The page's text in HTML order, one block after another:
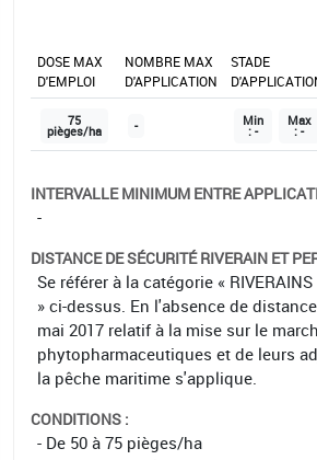
DOSE MAX
D'EMPLOI
NOMBRE MAX
D'APPLICATION
STADE
75
pièges/ha - Min
: -
Max
: -
INTERVALLE MINIMUM ENTRE
-
DISTANCE DE SÉCURITÉ RIVERAIN ET
Se référer à la catégorie «
» ci-dessus. En l'absence de
mai 2017 relatif à la mise sur le
phytopharmaceutiques et de leurs
la pêche maritime s'applique.
CONDITIONS :
- De 50 à 75 pièges/ha